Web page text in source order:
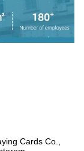
Cards Co.,